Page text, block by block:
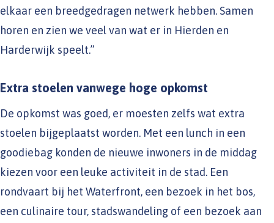
elkaar een breedgedragen netwerk hebben. Samen
horen en zien we veel van wat er in Hierden en
Harderwijk speelt.”
Extra stoelen vanwege hoge opkomst
De opkomst was goed, er moesten zelfs wat extra
stoelen bijgeplaatst worden. Met een lunch in een
goodiebag konden de nieuwe inwoners in de middag
kiezen voor een leuke activiteit in de stad. Een
rondvaart bij het Waterfront, een bezoek in het bos,
een culinaire tour, stadswandeling of een bezoek aan